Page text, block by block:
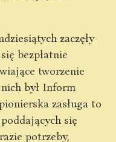
zaczęły
bezpłatnie
tworzenie
był Inform
zasługa to
się
potrzeby,